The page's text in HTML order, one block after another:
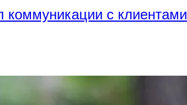
коммуникации с клиентами